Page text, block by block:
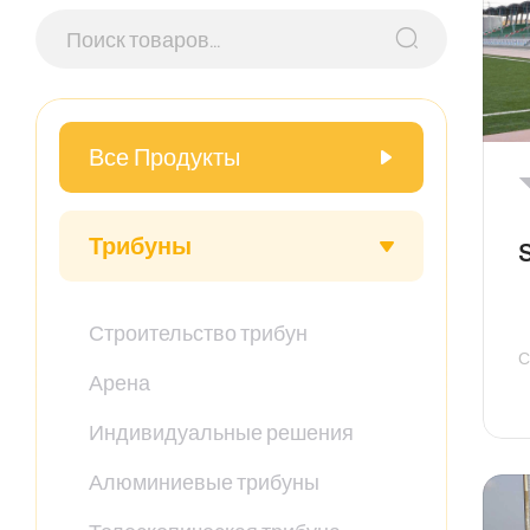
Все Продукты
Трибуны
Строительство трибун
Арена
Индивидуальные решения
Алюминиевые трибуны